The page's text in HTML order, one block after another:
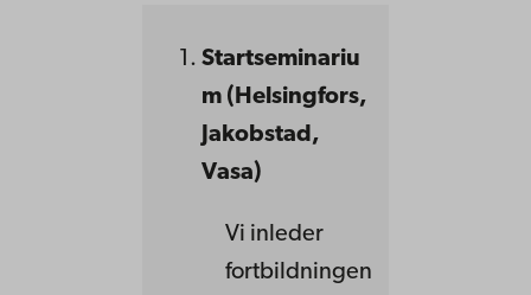
Startseminariu
m (Helsingfors,
Jakobstad,
Vasa)
Vi inleder
fortbildningen